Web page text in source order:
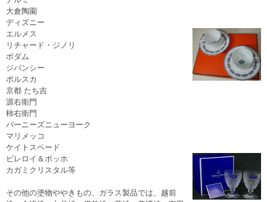
大倉陶園
ディズニー
エルメス
リチャード・ジノリ
ボダム
ジバンシー
ポルスカ
京都 たち吉
源右衛門
柿右衛門
バーニーズニューヨーク
マリメッコ
ケイトスペード
ビレロイ＆ボッホ
カガミクリスタル等
その他の塗物ややきもの、ガラス製品では、越前